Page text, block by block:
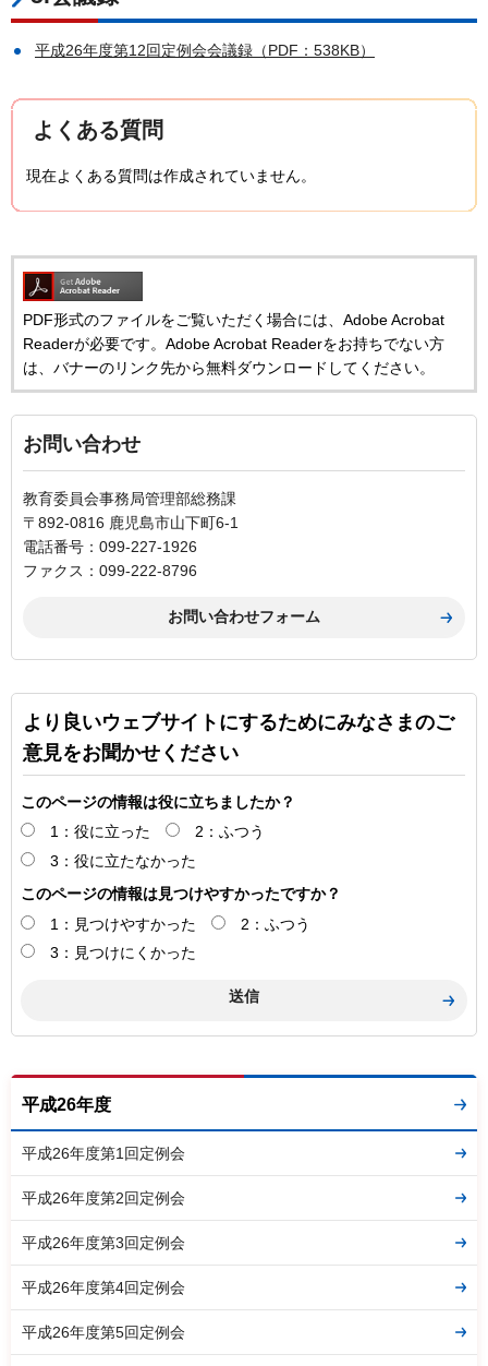
平成26年度第12回定例会会議録（PDF：538KB）
よくある質問
現在よくある質問は作成されていません。
PDF形式のファイルをご覧いただく場合には、Adobe Acrobat
Readerが必要です。Adobe Acrobat Readerをお持ちでない方
は、バナーのリンク先から無料ダウンロードしてください。
お問い合わせ
教育委員会事務局管理部総務課
〒892-0816 鹿児島市山下町6-1
電話番号：099-227-1926
ファクス：099-222-8796
より良いウェブサイトにするためにみなさまのご
意見をお聞かせください
このページの情報は役に立ちましたか？
1：役に立った
2：ふつう
3：役に立たなかった
このページの情報は見つけやすかったですか？
1：見つけやすかった
2：ふつう
3：見つけにくかった
平成26年度
平成26年度第1回定例会
平成26年度第2回定例会
平成26年度第3回定例会
平成26年度第4回定例会
平成26年度第5回定例会